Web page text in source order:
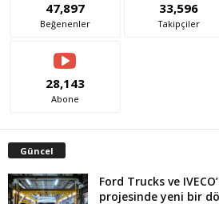
47,897
Beğenenler
33,596
Takipçiler
28,143
Abone
Güncel
Ford Trucks ve
projesinde yeni bir